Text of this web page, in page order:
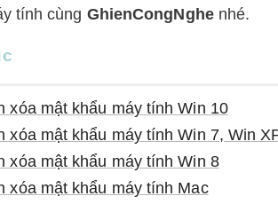
tính cùng GhienCongNghenhé.
xóa mật khẩu máy tính Win 10
xóa mật khẩu máy tính Win 7, Win
xóa mật khẩu máy tính Win 8
xóa mật khẩu máy tính Mac